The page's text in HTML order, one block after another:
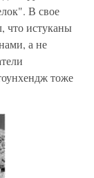
В свое
что истуканы
а не
тоже